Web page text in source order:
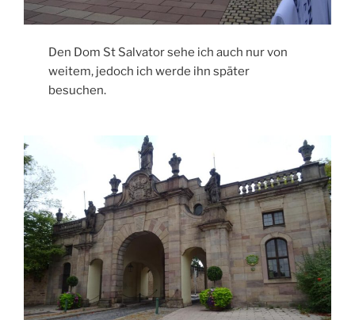
Den Dom St Salvator sehe ich auch nur von
weitem, jedoch ich werde ihn später
besuchen.